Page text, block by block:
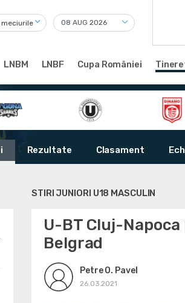
meciurile
LNBM LNBF Cupa României
Rezultate Clasament
STIRI JUNIORI U18 MASCULIN
U-BT Cluj-
Belgrad
Petre O. Pavel
26.03.2021